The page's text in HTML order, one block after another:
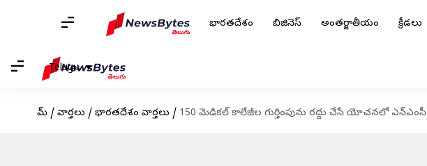
భారతదేశం బిజినెస్ అంతర్జాతీయం క్రీడలు
Telugu
హోమ్ / వార్తలు / భారతదేశం వార్తలు / 150 మెడికల్ కాలేజీల గుర్తింపును రద్దు చేసే యోచనలో ఎన్ఎంసీ